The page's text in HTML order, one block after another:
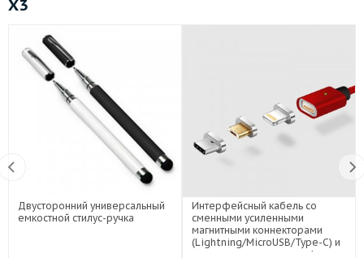
X3
Двусторонний универсальный
емкостной стилус-ручка
Интерфейсный кабель со
сменными усиленными
магнитными коннекторами
(Lightning/MicroUSB/Type-C) и
световым индикатором 1м